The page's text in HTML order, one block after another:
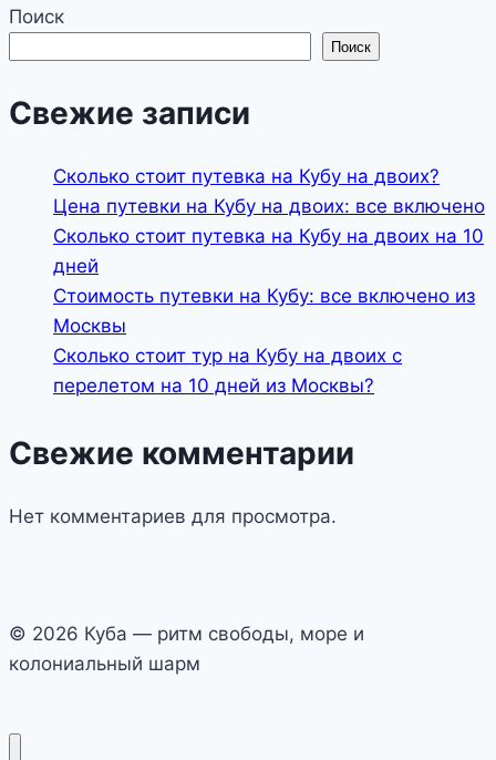
Поиск
Поиск
Свежие записи
Сколько стоит путевка на Кубу на двоих?
Цена путевки на Кубу на двоих: все включено
Сколько стоит путевка на Кубу на двоих на 10
дней
Стоимость путевки на Кубу: все включено из
Москвы
Сколько стоит тур на Кубу на двоих с
перелетом на 10 дней из Москвы?
Свежие комментарии
Нет комментариев для просмотра.
© 2026 Куба — ритм свободы, море и
колониальный шарм